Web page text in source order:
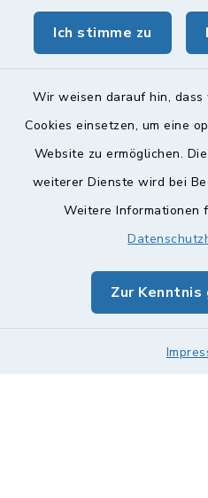
Ich stimme zu
Wir weisen darauf hin,
Cookies einsetzen, um eine
Website zu ermöglichen.
weiterer Dienste wird bei
Weitere Informationen
Zur Kenntnis
geoPortal Lichtenfels